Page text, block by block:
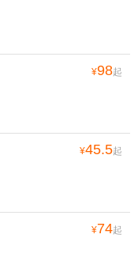
¥98起
¥45.5起
¥74起